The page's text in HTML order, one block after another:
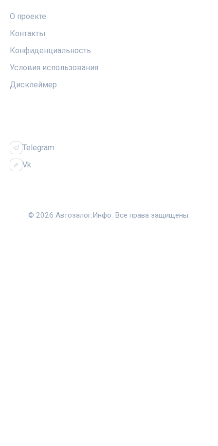
О проекте
Контакты
Конфиденциальность
Условия использования
Дисклеймер
Telegram
Vk
© 2026 Автозалог.Инфо. Все права защищены.